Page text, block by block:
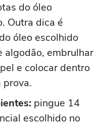
do óleo
Outra dica é
óleo escolhido
algodão, embrulhar
e colocar dentro
prova.
pingue 14
escolhido no